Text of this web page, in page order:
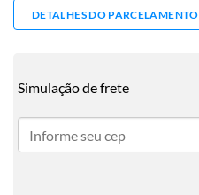
DETALHES DO PARCELAMENTO
Simulação de frete